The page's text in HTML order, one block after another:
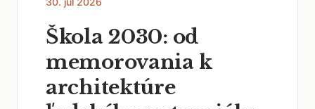
Škola 2030: od
memorovania k
architektúre